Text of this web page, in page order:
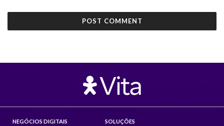
NEGÓCIOS DIGITAIS
SOLUÇÕES